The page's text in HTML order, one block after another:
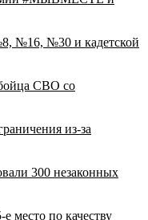
№16, №30 и кадетской
СВО со
из-за
300 незаконных
место по качеству